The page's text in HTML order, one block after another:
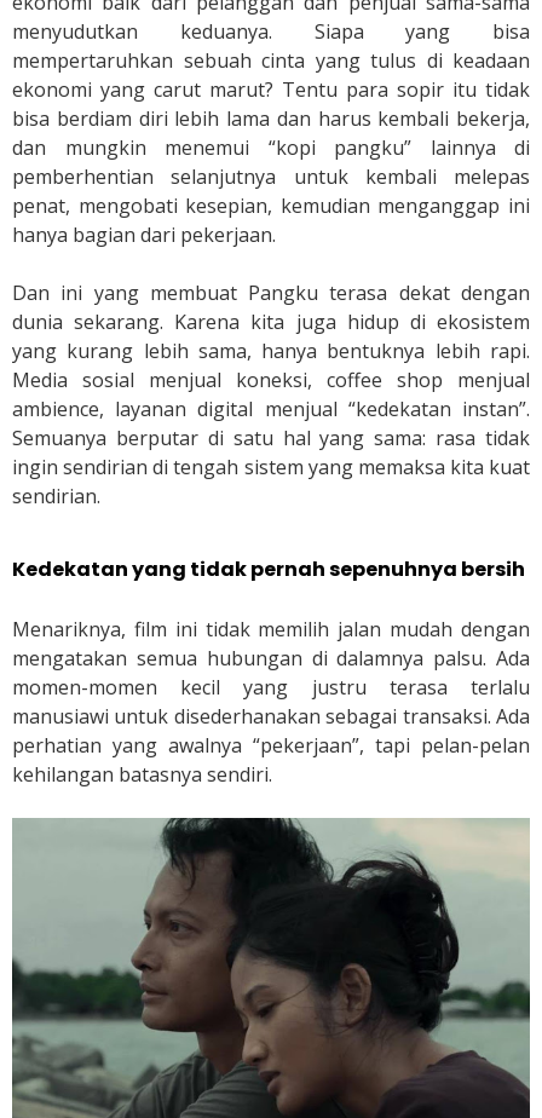
menyudutkan keduanya. Siapa yang bisa
mempertaruhkan sebuah cinta yang tulus di keadaan
ekonomi yang carut marut? Tentu para sopir itu tidak
bisa berdiam diri lebih lama dan harus kembali bekerja,
dan mungkin menemui “kopi pangku” lainnya di
pemberhentian selanjutnya untuk kembali melepas
penat, mengobati kesepian, kemudian menganggap ini
hanya bagian dari pekerjaan.
Dan ini yang membuat Pangku terasa dekat dengan
dunia sekarang. Karena kita juga hidup di ekosistem
yang kurang lebih sama, hanya bentuknya lebih rapi.
Media sosial menjual koneksi, coffee shop menjual
ambience, layanan digital menjual “kedekatan instan”.
Semuanya berputar di satu hal yang sama: rasa tidak
ingin sendirian di tengah sistem yang memaksa kita kuat
sendirian.
Kedekatan yang tidak pernah sepenuhnya bersih
Menariknya, film ini tidak memilih jalan mudah dengan
mengatakan semua hubungan di dalamnya palsu. Ada
momen-momen kecil yang justru terasa terlalu
manusiawi untuk disederhanakan sebagai transaksi. Ada
perhatian yang awalnya “pekerjaan”, tapi pelan-pelan
kehilangan batasnya sendiri.